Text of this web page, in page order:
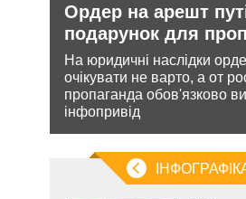
Ордер на арешт
подарунок для
На юридичні наслідки
очікувати не варто, а от
пропаганда обов'язково
інфопривід